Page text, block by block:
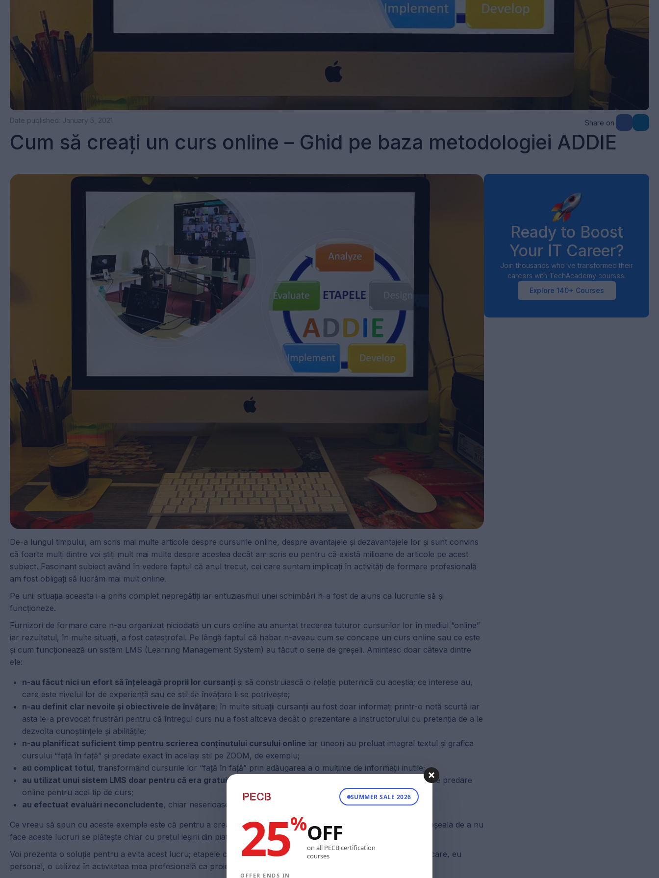
Date published: January 5, 2021 Share on:
Cum să creați un curs online – Ghid pe baza metodologiei ADDIE
De-a lungul timpului, am scris mai multe articole despre cursurile online, despre avantajele și dezavantajele lor și sunt convins
că foarte mulți dintre voi știți mult mai multe despre acestea decât am scris eu pentru că există milioane de articole pe acest
subiect. Fascinant subiect având în vedere faptul că anul trecut, cei care suntem implicați în activități de formare profesională
am fost obligați să lucrăm mai mult online.
Pe unii situația aceasta i-a prins complet nepregătiți iar entuziasmul unei schimbări n-a fost de ajuns ca lucrurile să și
funcționeze.
Furnizori de formare care n-au organizat niciodată un curs online au anunțat trecerea tuturor cursurilor lor în mediul “online”
iar rezultatul, în multe situații, a fost catastrofal. Pe lângă faptul că habar n-aveau cum se concepe un curs online sau ce este
și cum funcționează un sistem LMS (Learning Management System) au făcut o serie de greșeli. Amintesc doar câteva dintre
ele:
n-au făcut nici un efort să înțeleagă proprii lor cursanți și să construiască o relație puternică cu aceștia; ce interese au,
care este nivelul lor de experiență sau ce stil de învățare li se potrivește;
n-au definit clar nevoile și obiectivele de învățare; în multe situații cursanții au fost doar informați printr-o notă scurtă iar
asta le-a provocat frustrări pentru că întregul curs nu a fost altceva decât o prezentare a instructorului cu pretenția de a le
dezvolta cunoștiințele și abilitățile;
n-au planificat suficient timp pentru scrierea conținutului cursului online iar uneori au preluat integral textul și grafica
cursului “față în față” și predate exact în același stil pe ZOOM, de exemplu;
au complicat totul, transformând cursurile lor “față în față” prin adăugarea a o mulțime de informații inutile;
au utilizat unui sistem LMS doar pentru că era gratuit chiar dacă acesta nu era nici pe departe util activității de predare
online pentru acel tip de curs;
au efectuat evaluări neconcludente, chiar neserioase, în unele cazuri utilizând email-urile cursanților.
Ce vreau să spun cu aceste exemple este că pentru a crea un curs online este nevoie de mult timp și efort iar greșeala de a nu
face aceste lucruri se plătește chiar cu prețul ieșirii din piața furnizorilor de formare profesională.
Voi prezenta o soluție pentru a evita acest lucru; etapele creării unui curs online utilizând metodologia ADDIE pe care, eu
personal, o utilizez în activitatea mea profesională ca proiectant și dezvoltator de programe profesionale.
Ready to Boost
Your IT Career?
Join thousands who've transformed their
careers with TechAcademy courses.
Explore 140+ Courses
SUMMER SALE 2026
25%OFF
on all PECB certification
courses
OFFER ENDS IN